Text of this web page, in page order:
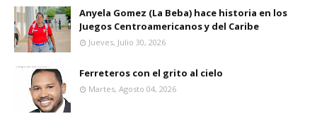
Anyela Gomez (La Beba) hace historia en los
Juegos Centroamericanos y del Caribe
Jueves, Julio 30, 2026
Ferreteros con el grito al cielo
Martes, Agosto 04, 2026